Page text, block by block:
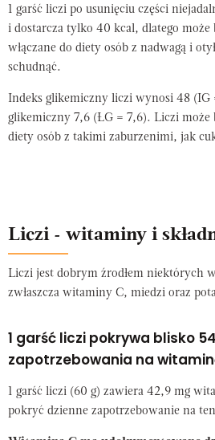
1 garść liczi po usunięciu części
i dostarcza tylko 40 kcal, dlatego może
włączane do diety osób z nadwagą i
schudnąć.
Indeks glikemiczny liczi wynosi 48 (IG
glikemiczny 7,6 (ŁG = 7,6). Liczi może
diety osób z takimi zaburzenimi, jak
Liczi - witaminy i
Liczi jest dobrym źrodłem niektórych
zwłaszcza witaminy C, miedzi oraz
1 garść liczi pokrywa blisko
zapotrzebowania na
1 garść liczi (60 g) zawiera 42,9 mg
pokryć dzienne zapotrzebowanie na